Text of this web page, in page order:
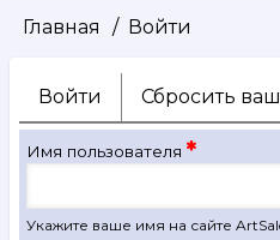
Строка
Главная Войти
Главные
вкладки
Войти
(активная
вкладка)
Сбросить
Имя пользователя
Укажите ваше имя на сайте